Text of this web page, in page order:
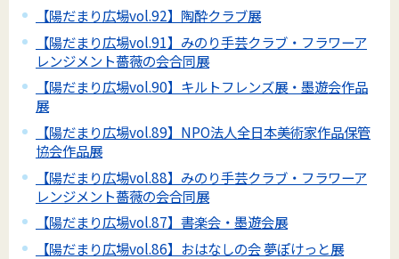
【陽だまり広場vol.92】陶酔クラブ展
【陽だまり広場vol.91】みのり手芸クラブ・フラワーア
レンジメント薔薇の会合同展
【陽だまり広場vol.90】キルトフレンズ展・墨遊会作品
展
【陽だまり広場vol.89】NPO法人全日本美術家作品保管
協会作品展
【陽だまり広場vol.88】みのり手芸クラブ・フラワーア
レンジメント薔薇の会合同展
【陽だまり広場vol.87】書楽会・墨遊会展
【陽だまり広場vol.86】おはなしの会 夢ぽけっと展